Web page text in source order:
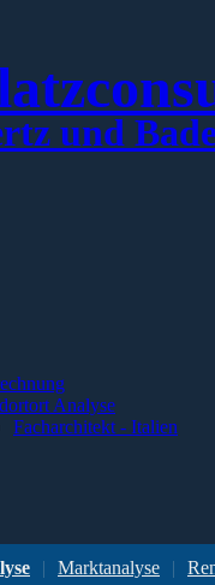
und
Analyse
Facharchitekt - Italien
Marktanalyse